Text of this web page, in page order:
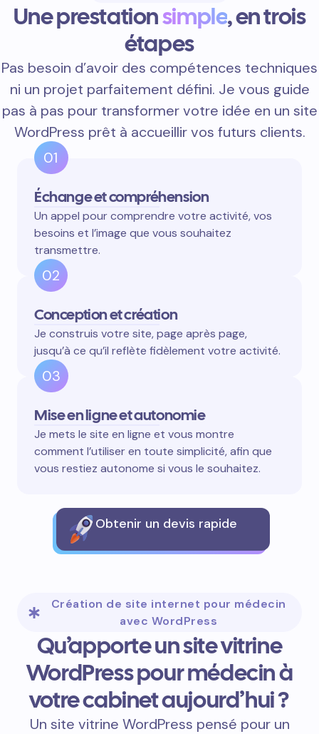
Une prestationsimple, en trois
étapes
Pas besoin d’avoir des compétences techniques
ni un projet parfaitement défini. Je vous guide
pas à pas pour transformer votre idée en un site
WordPress prêt à accueillir vos futurs clients.
01
Échange et compréhension
Un appel pour comprendre votre activité, vos
besoins et l’image que vous souhaitez
transmettre.
02
Conception et création
Je construis votre site, page après page,
jusqu’à ce qu’il reflète fidèlement votre activité.
03
Mise en ligne et autonomie
Je mets le site en ligne et vous montre
comment l’utiliser en toute simplicité, afin que
vous restiez autonome si vous le souhaitez.
Obtenir un devis rapide
Création de site internet pour médecin
avec WordPress
Qu’apporte un site vitrine
WordPress pour médecin à
votre cabinet aujourd’hui ?
Un site vitrine WordPress pensé pour un